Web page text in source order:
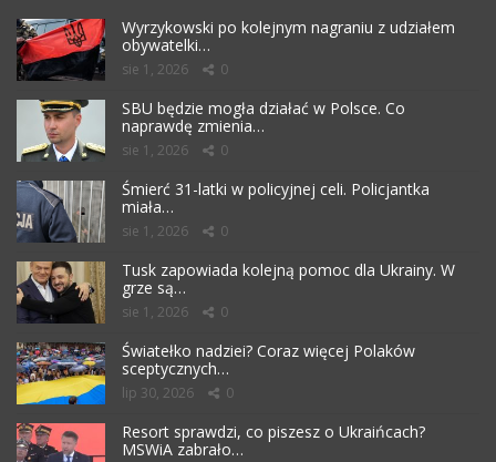
Wyrzykowski po kolejnym nagraniu z udziałem
obywatelki…
sie 1, 2026 0
SBU będzie mogła działać w Polsce. Co
naprawdę zmienia…
sie 1, 2026 0
Śmierć 31-latki w policyjnej celi. Policjantka
miała…
sie 1, 2026 0
Tusk zapowiada kolejną pomoc dla Ukrainy. W
grze są…
sie 1, 2026 0
Światełko nadziei? Coraz więcej Polaków
sceptycznych…
lip 30, 2026 0
Resort sprawdzi, co piszesz o Ukraińcach?
MSWiA zabrało…